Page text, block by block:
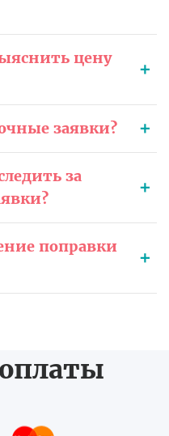
цену
заявки?
за
поправки